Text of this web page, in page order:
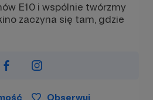
E10 i wspólnie twórzmy
zaczyna się tam, gdzie
Obserwuj